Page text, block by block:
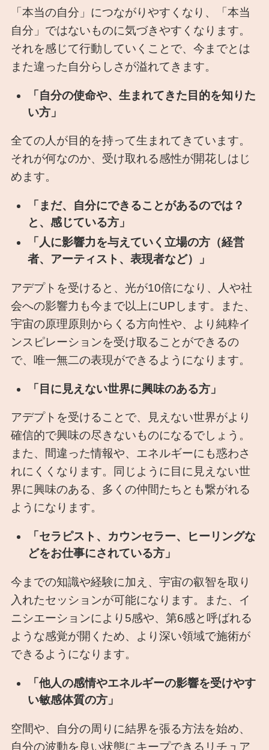
「本当の自分」につながりやすくなり、「本当
自分」ではないものに気づきやすくなります。
それを感じて行動していくことで、今までとは
また違った自分らしさが溢れてきます。
「自分の使命や、生まれてきた目的を知りた
い方」
全ての人が目的を持って生まれてきています。
それが何なのか、受け取れる感性が開花しはじ
めます。
「まだ、自分にできることがあるのでは？
と、感じている方」
「人に影響力を与えていく立場の方（経営
者、アーティスト、表現者など）」
アデプトを受けると、光が10倍になり、人や社
会への影響力も今まで以上にUPします。また、
宇宙の原理原則からくる方向性や、より純粋イ
ンスピレーションを受け取ることができるの
で、唯一無二の表現ができるようになります。
「目に見えない世界に興味のある方」
アデプトを受けることで、見えない世界がより
確信的で興味の尽きないものになるでしょう。
また、間違った情報や、エネルギーにも惑わさ
れにくくなります。同じように目に見えない世
界に興味のある、多くの仲間たちとも繋がれる
ようになります。
「セラピスト、カウンセラー、ヒーリングな
どをお仕事にされている方」
今までの知識や経験に加え、宇宙の叡智を取り
入れたセッションが可能になります。また、イ
ニシエーションにより5感や、第6感と呼ばれる
ような感覚が開くため、より深い領域で施術が
できるようになります。
「他人の感情やエネルギーの影響を受けやす
い敏感体質の方」
空間や、自分の周りに結界を張る方法を始め、
自分の波動を良い状態にキープできるリチュア